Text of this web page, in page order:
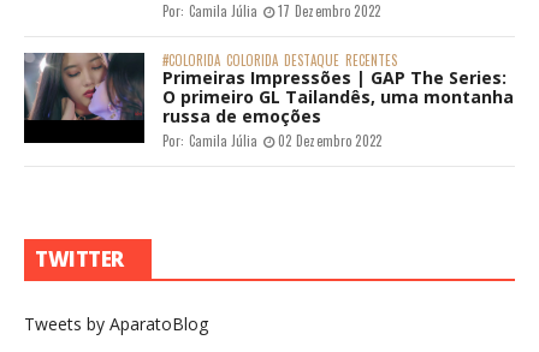
Por: Camila Júlia 17 Dezembro 2022
#COLORIDA COLORIDA DESTAQUE RECENTES
Primeiras Impressões | GAP The Series:
O primeiro GL Tailandês, uma montanha
russa de emoções
Por: Camila Júlia 02 Dezembro 2022
TWITTER
Tweets by AparatoBlog